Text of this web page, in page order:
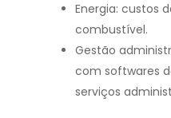
Energia: custos
combustível.
Gestão
com softwares
serviços